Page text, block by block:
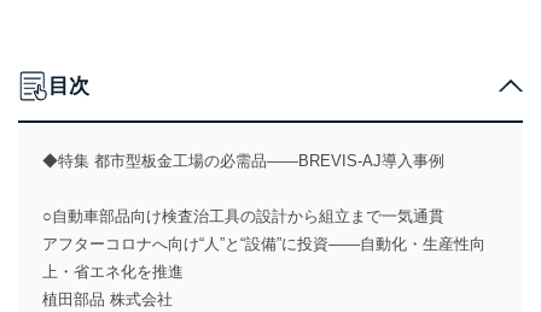
目次
◆特集 都市型板金工場の必需品――BREVIS-AJ導入事例
○自動車部品向け検査治工具の設計から組立まで一気通貫
アフターコロナへ向け“人”と“設備”に投資――自動化・生産性向
上・省エネ化を推進
植田部品 株式会社